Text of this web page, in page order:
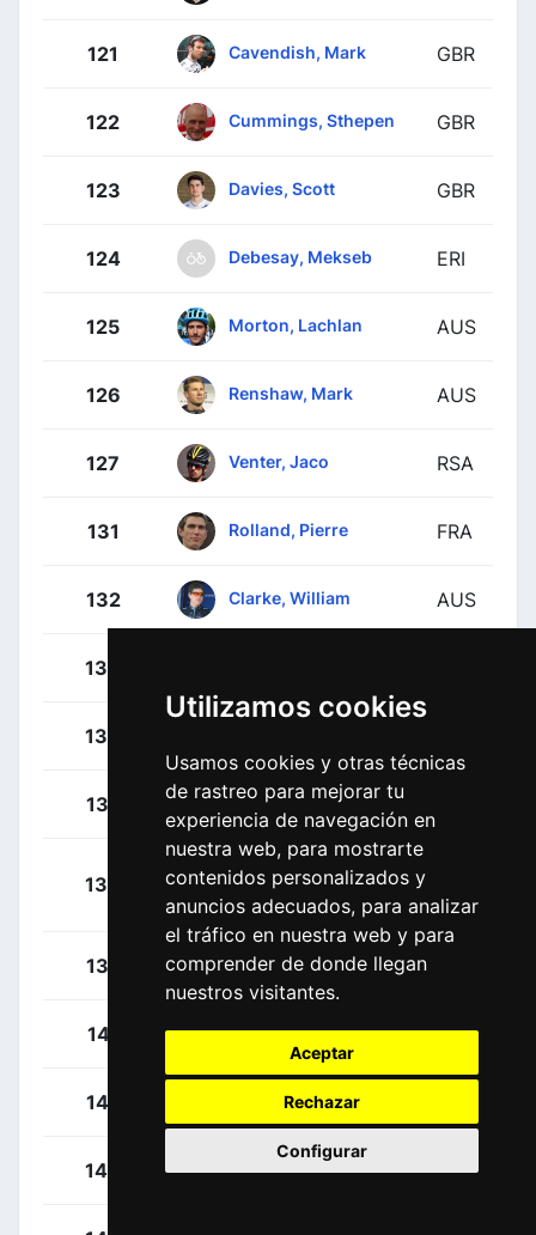
Utilizamos cookies
Usamos cookies y otras técnicas
de rastreo para mejorar tu
experiencia de navegación en
nuestra web, para mostrarte
contenidos personalizados y
anuncios adecuados, para analizar
el tráfico en nuestra web y para
comprender de donde llegan
nuestros visitantes.
Aceptar
Rechazar
Configurar
121 Cavendish, Mark GBR
122 Cummings, Sthepen GBR
123 Davies, Scott GBR
124 Debesay, Mekseb ERI
125 Morton, Lachlan AUS
126 Renshaw, Mark AUS
127 Venter, Jaco RSA
131 Rolland, Pierre FRA
132 Clarke, William AUS
133
134
135 Mclay, Daniel
136
Moreno Fernández,
Daniel
137 Woods, Michael
141 Kittel, Marcel GER
142 Belkov, Maxim
143 Dowsett, Alex GBR